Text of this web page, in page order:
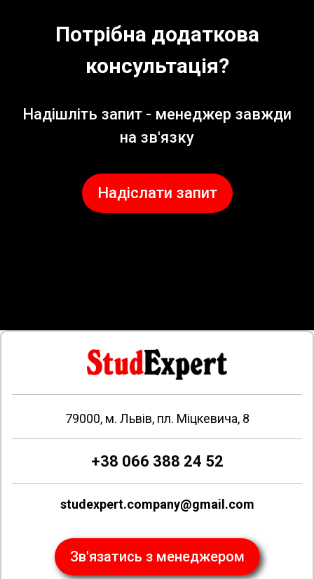
Потрібна додаткова
консультація?
Надішліть запит - менеджер завжди
на зв'язку
Надіслати запит
79000, м. Львів, пл. Міцкевича, 8
+38 066 388 24 52
studexpert.company@gmail.com
Зв'язатись з менеджером